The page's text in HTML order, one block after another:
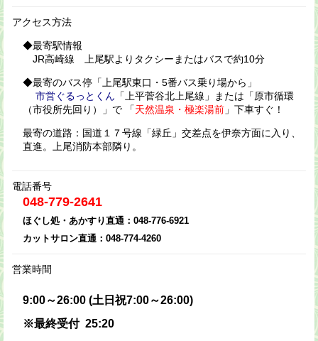
アクセス方法
◆最寄駅情報
JR高崎線 上尾駅よりタクシーまたはバスで約10分
◆最寄のバス停「上尾駅東口・5番バス乗り場から」
市営ぐるっとくん 「上平菅谷北上尾線」または「原市循環
（市役所先回り）」で 「天然温泉・極楽湯前 」下車すぐ！
最寄の道路：国道１７号線「緑丘」交差点を伊奈方面に入り、
直進。上尾消防本部隣り。
電話番号
048-779-2641
ほぐし処・あかすり直通：048-776-6921
カットサロン直通：048-774-4260
営業時間
9:00～26:00 (土日祝7:00～26:00)
※最終受付 25:20